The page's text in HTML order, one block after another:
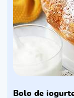
bolo de iogurte fofinho: fofura que derrete na